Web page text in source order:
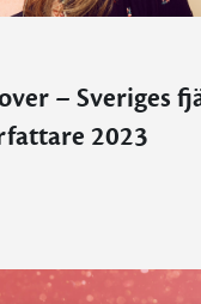
– Sveriges
2023